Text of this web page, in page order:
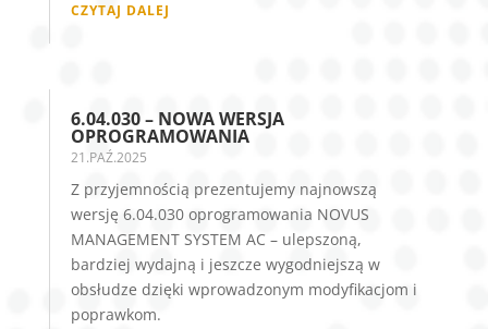
CZYTAJ DALEJ
6.04.030 – NOWA WERSJA
OPROGRAMOWANIA
21.PAŹ.2025
Z przyjemnością prezentujemy najnowszą
wersję 6.04.030 oprogramowania NOVUS
MANAGEMENT SYSTEM AC – ulepszoną,
bardziej wydajną i jeszcze wygodniejszą w
obsłudze dzięki wprowadzonym modyfikacjom i
poprawkom.